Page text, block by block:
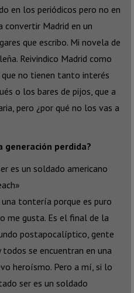
en los periódicos pero no en
Madrid en un
que escribo. Mi novela de
Reivindico Madrid como
no tienen tanto interés
o los bares de pijos, que a
pero ¿por qué no los vas a
perdida?
es un soldado americano
tontería porque es puro
me gusta. Es el final de la
postapocalíptico, gente
se encuentran en una
heroísmo. Pero a mí, si lo
ser es un soldado